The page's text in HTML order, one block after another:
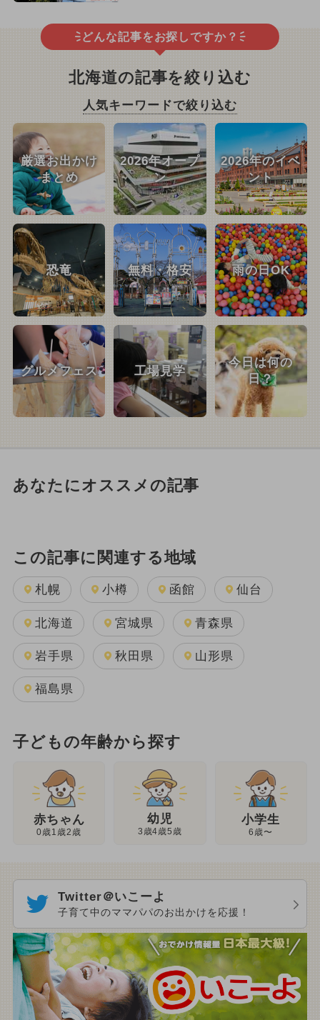
どんな記事をお探しですか？
北海道の記事を絞り込む
人気キーワードで絞り込む
厳選お出かけ
まとめ
2026年オープ
ン
2026年のイベ
ント
恐竜 無料・格安 雨の日OK
グルメフェス 工場見学
今日は何の
日？
あなたにオススメの記事
この記事に関連する地域
札幌 小樽 函館 仙台
北海道 宮城県 青森県
岩手県 秋田県 山形県
福島県
子どもの年齢から探す
赤ちゃん
0歳1歳2歳
幼児
3歳4歳5歳
小学生
6歳〜
Twitter＠いこーよ
子育て中のママパパのお出かけを応援！